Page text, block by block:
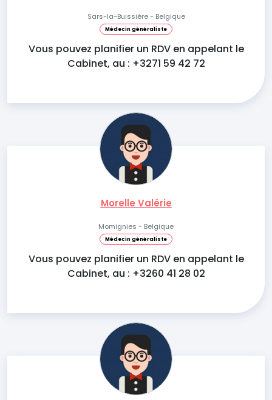
Sars-la-Buissière - Belgique
Médecin généraliste
Vous pouvez planifier un RDV en appelant le
Cabinet, au : +3271 59 42 72
Morelle Valérie
Momignies - Belgique
Médecin généraliste
Vous pouvez planifier un RDV en appelant le
Cabinet, au : +3260 41 28 02